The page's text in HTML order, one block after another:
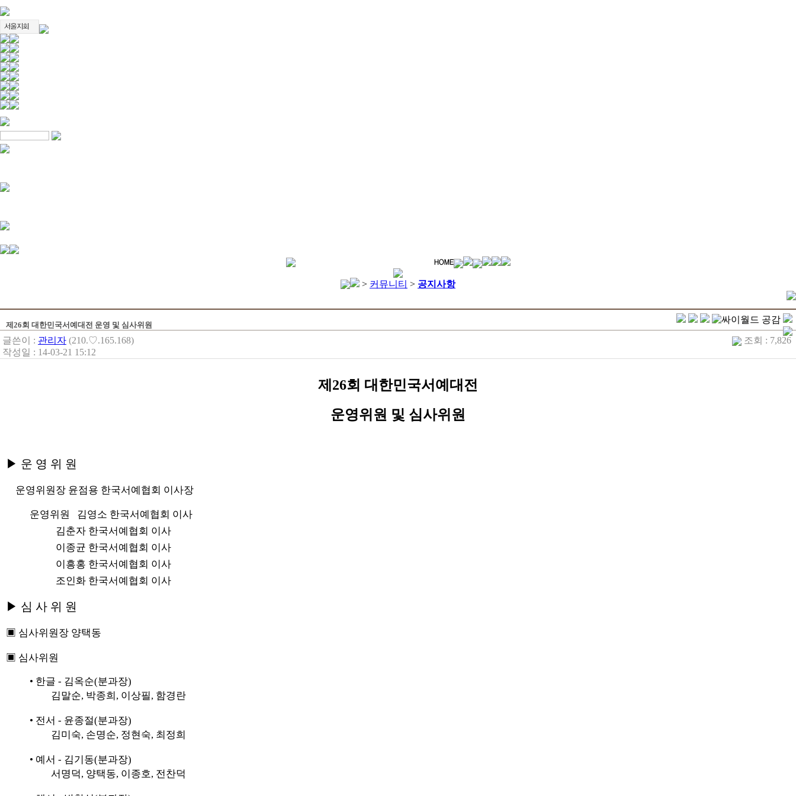
> 커뮤니티 > 공지사항
제26회 대한민국서예대전 운영 및 심사위원
글쓴이 : 관리자 (210.♡.165.168)
작성일 : 14-03-21 15:12
조회 : 7,826
제26회 대한민국서예대전
운영위원 및 심사위원
▶ 운 영 위 원
운영위원장 윤점용 한국서예협회 이사장
운영위원 김영소 한국서예협회 이사
김춘자 한국서예협회 이사
이종균 한국서예협회 이사
이흥홍 한국서예협회 이사
조인화 한국서예협회 이사
▶ 심 사 위 원
▣ 심사위원장 양택동
▣ 심사위원
• 한글 - 김옥순(분과장)
김말순, 박종희, 이상필, 함경란
• 전서 - 윤종절(분과장)
김미숙, 손명순, 정현숙, 최정희
• 예서 - 김기동(분과장)
서명덕, 양택동, 이종호, 전찬덕